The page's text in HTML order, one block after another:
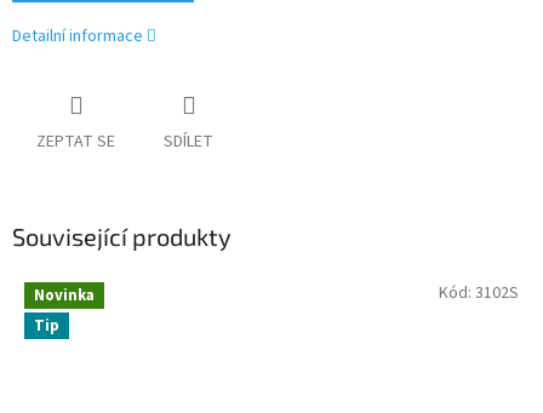
Detailní informace
ZEPTAT SE SDÍLET
Související produkty
Novinka
Tip
Kód: 3102S